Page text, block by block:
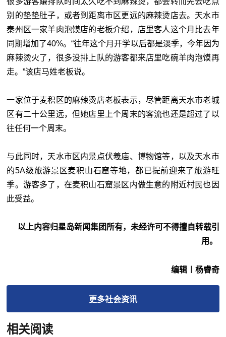
别的垫垫肚子，或者到距离市区更远的麻辣烫店去。天水市
秦州区一家羊肉泡馍店的老板介绍，店里客人这个月比去年
同期增加了40%。“往年这个月开学以后都是淡季，今年因为
麻辣烫火了，很多没排上队的游客都来店里吃碗羊肉泡馍再
走。”该店马姓老板说。
一家位于麦积区的麻辣烫店老板表示，尽管距离天水市老城
区有二十公里远，但她店里上个周末的客流也还是超过了以
往任何一个周末。
与此同时，天水市区内景点伏羲庙、博物馆等，以及天水市
的5A级旅游景区麦积山石窟等地，都已提前迎来了旅游旺
季。游客多了，在麦积山石窟景区内做生意的附近村民也因
此受益。
以上内容归星岛新闻集团所有，未经许可不得擅自转载引
用。
编辑︱杨睿奇
更多社会资讯
相关阅读